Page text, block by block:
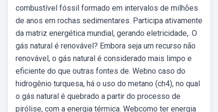
combustível fóssil formado em intervalos de milhões
de anos em rochas sedimentares. Participa ativamente
da matriz energética mundial, gerando eletricidade,. O
gás natural é renovável? Embora seja um recurso não
renovável, o gás natural é considerado mais limpo e
eficiente do que outras fontes de. Webno caso do
hidrogênio turquesa, há o uso do metano (ch4), no qual
o gás natural é quebrado a partir do processo de
pirólise, com a energia térmica. Webcomo ter energia